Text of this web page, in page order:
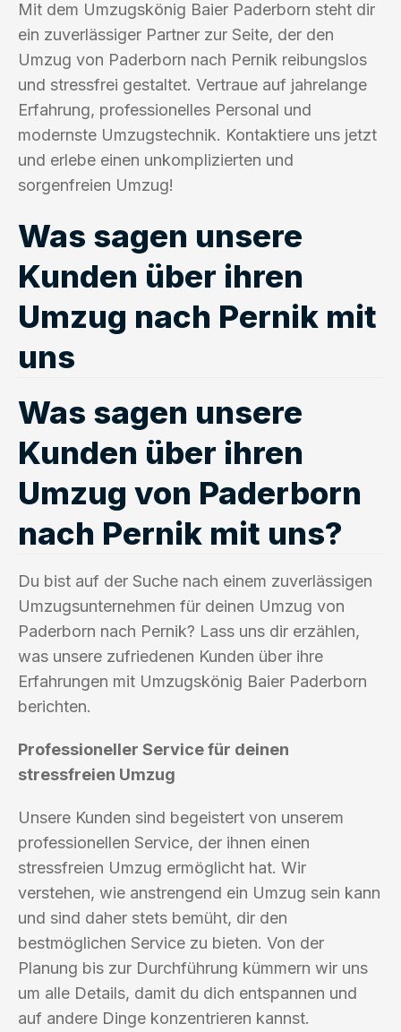
Mit dem Umzugskönig Baier Paderborn steht dir
ein zuverlässiger Partner zur Seite, der den
Umzug von Paderborn nach Pernik reibungslos
und stressfrei gestaltet. Vertraue auf jahrelange
Erfahrung, professionelles Personal und
modernste Umzugstechnik. Kontaktiere uns jetzt
und erlebe einen unkomplizierten und
sorgenfreien Umzug!
Was sagen unsere
Kunden über ihren
Umzug nach Pernik mit
uns
Was sagen unsere
Kunden über ihren
Umzug von Paderborn
nach Pernik mit uns?
Du bist auf der Suche nach einem zuverlässigen
Umzugsunternehmen für deinen Umzug von
Paderborn nach Pernik? Lass uns dir erzählen,
was unsere zufriedenen Kunden über ihre
Erfahrungen mit Umzugskönig Baier Paderborn
berichten.
Professioneller Service für deinen
stressfreien Umzug
Unsere Kunden sind begeistert von unserem
professionellen Service, der ihnen einen
stressfreien Umzug ermöglicht hat. Wir
verstehen, wie anstrengend ein Umzug sein kann
und sind daher stets bemüht, dir den
bestmöglichen Service zu bieten. Von der
Planung bis zur Durchführung kümmern wir uns
um alle Details, damit du dich entspannen und
auf andere Dinge konzentrieren kannst.